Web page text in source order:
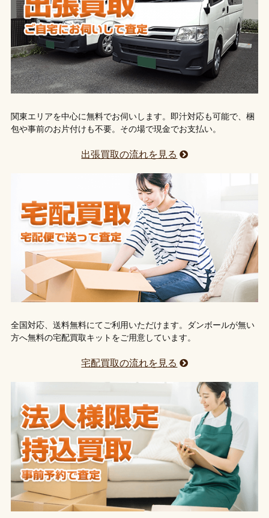
関東エリアを中心に無料でお伺いします。即汁対応も可能で、梱
包や事前のお片付けも不要。その場で現金でお支払い。
出張買取の流れを見る
全国対応、送料無料にてご利用いただけます。ダンボールが無い
方へ無料の宅配買取キットをご用意しています。
宅配買取の流れを見る